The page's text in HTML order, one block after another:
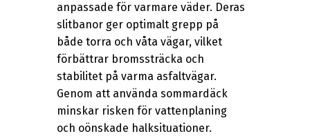
anpassade för varmare väder. Deras
slitbanor ger optimalt grepp på
både torra och våta vägar, vilket
förbättrar bromssträcka och
stabilitet på varma asfaltvägar.
Genom att använda sommardäck
minskar risken för vattenplaning
och oönskade halksituationer.